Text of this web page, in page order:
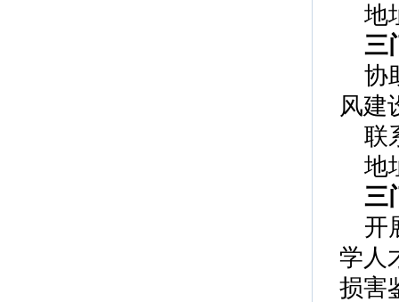
地
三
协
风建
联
地
三
开
学人
损害